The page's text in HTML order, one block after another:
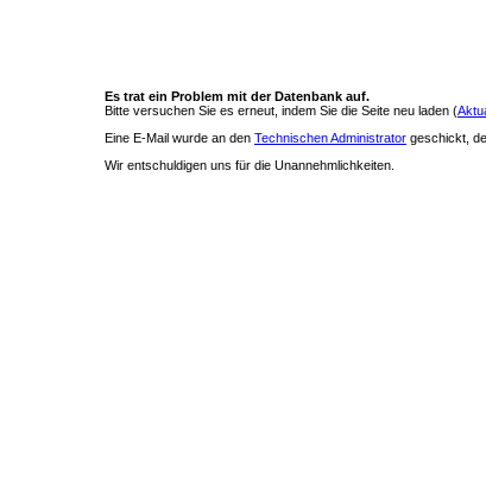
Es trat ein Problem mit der Datenbank auf.
Bitte versuchen Sie es erneut, indem Sie die Seite neu laden (
Eine E-Mail wurde an den Technischen Administrator geschickt,
Wir entschuldigen uns für die Unannehmlichkeiten.